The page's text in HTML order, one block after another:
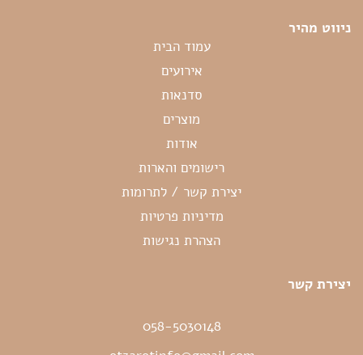
ניווט מהיר
עמוד הבית
אירועים
סדנאות
מוצרים
אודות
רישומים והארות
יצירת קשר / לתרומות
מדיניות פרטיות
הצהרת נגישות
יצירת קשר
058-5030148